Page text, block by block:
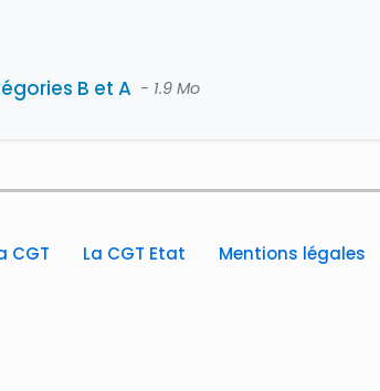
B et A - 1.9 Mo
CGT La CGT Etat Mentions légales